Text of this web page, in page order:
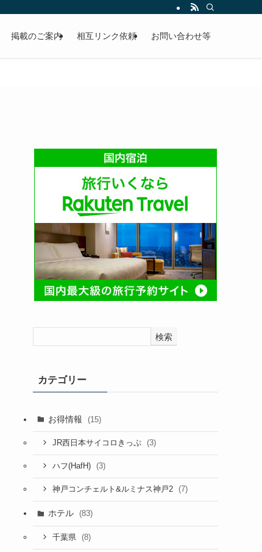
掲載のご案内 相互リンク依頼 お問い合わせ等
検索
カテゴリー
お得情報 (15)
JR西日本サイコロきっぷ (3)
ハフ(HafH) (3)
神戸コンチェルト&ルミナス神戸2 (7)
ホテル (83)
千葉県 (8)